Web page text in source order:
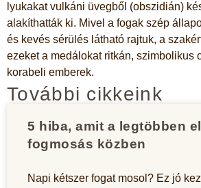
lyukakat vulkáni üvegből (obszidián)
alakíthatták ki. Mivel a fogak szép
és kevés sérülés látható rajtuk, a
ezeket a medálokat ritkán, szimbolikus
korabeli emberek.
További cikkeink
5 hiba, amit a legtöbben
fogmosás közben
Napi kétszer fogat mosol? Ez jó